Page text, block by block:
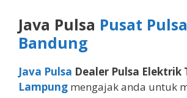
Java Pulsa Pusat
Bandung
Java Pulsa Dealer Pulsa Elektrik
Lampung mengajak anda untuk